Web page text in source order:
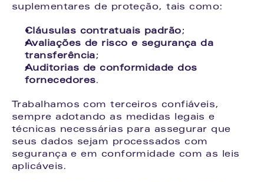
suplementares de proteção, tais como:
Cláusulas contratuais padrão;
Avaliações de risco e segurança da
transferência;
Auditorias de conformidade dos
fornecedores.
Trabalhamos com terceiros confiáveis,
sempre adotando as medidas legais e
técnicas necessárias para assegurar que
seus dados sejam processados com
segurança e em conformidade com as leis
aplicáveis.